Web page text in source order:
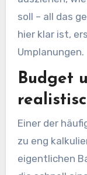
soll – all das
hier klar ist,
Umplanungen.
Budget
Einer der
zu eng
eigentlichen